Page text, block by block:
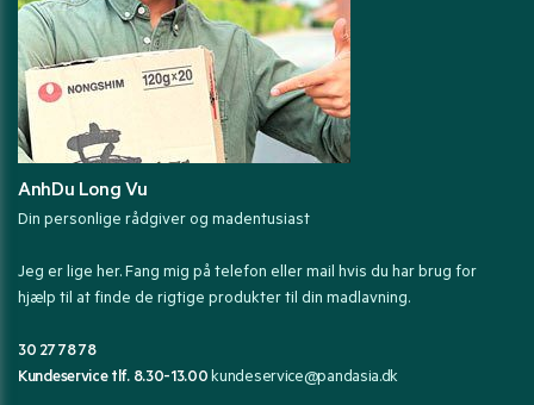
AnhDu Long Vu
Din personlige rådgiver og madentusiast
Jeg er lige her. Fang mig på telefon eller mail hvis du har brug for
hjælp til at finde de rigtige produkter til din madlavning.
30 27 78 78
Kundeservice tlf. 8.30-13.00kundeservice@pandasia.dk